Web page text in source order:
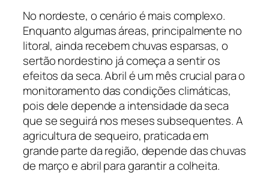
No nordeste, o cenário é mais complexo.
Enquanto algumas áreas, principalmente no
litoral, ainda recebem chuvas esparsas, o
sertão nordestino já começa a sentir os
efeitos da seca. Abril é um mês crucial para o
monitoramento das condições climáticas,
pois dele depende a intensidade da seca
que se seguirá nos meses subsequentes. A
agricultura de sequeiro, praticada em
grande parte da região, depende das chuvas
de março e abril para garantir a colheita.